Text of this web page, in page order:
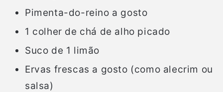
Pimenta-do-reino a gosto
1 colher de chá de alho picado
Suco de 1 limão
Ervas frescas a gosto (como alecrim ou
salsa)